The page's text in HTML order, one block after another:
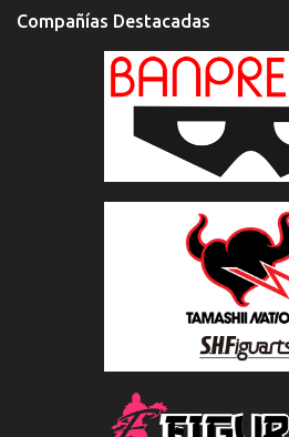
Compañías Destacadas